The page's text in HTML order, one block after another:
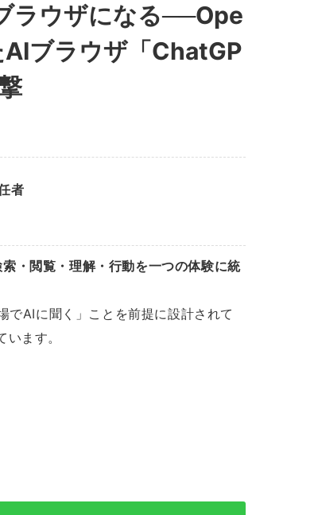
ラウザになる──Ope
ブラウザ「ChatGP
者
索・閲覧・理解・行動を一つの体験に統
でAIに聞く」ことを前提に設計されて
ます。